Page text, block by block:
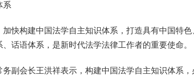
系
构建中国法学自主知识体系，打造具有中国特色
话语体系，是新时代法学法律工作者的重要使命。
会长王洪祥表示，构建中国法学自主知识体系，